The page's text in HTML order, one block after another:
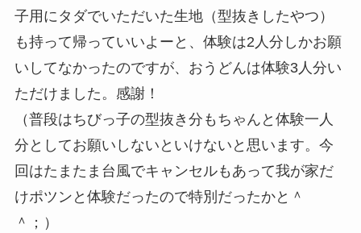
子用にタダでいただいた生地（型抜きしたやつ）
も持って帰っていいよーと、体験は2人分しかお願
いしてなかったのですが、おうどんは体験3人分い
ただけました。感謝！
（普段はちびっ子の型抜き分もちゃんと体験一人
分としてお願いしないといけないと思います。今
回はたまたま台風でキャンセルもあって我が家だ
けポツンと体験だったので特別だったかと＾
＾；）